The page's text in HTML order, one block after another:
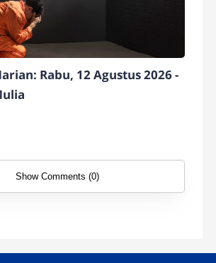
Rabu, 12 Agustus 2026 -
Show Comments (0)